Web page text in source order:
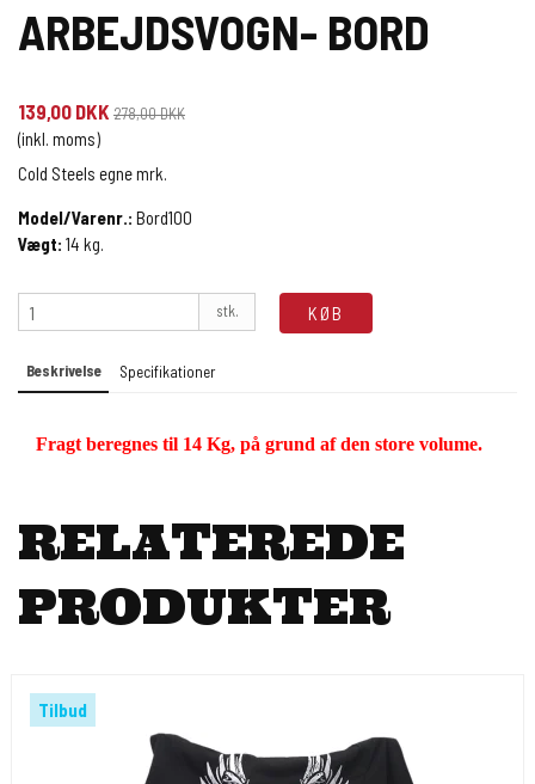
ARBEJDSVOGN- BORD
139,00 DKK 278,00 DKK
(inkl. moms)
Cold Steels egne mrk.
Model/Varenr.: Bord100
Vægt: 14 kg.
stk. KØB
Beskrivelse Specifikationer
Fragt beregnes til 14 Kg, på grund af den store volume.
RELATEREDE
PRODUKTER
Tilbud